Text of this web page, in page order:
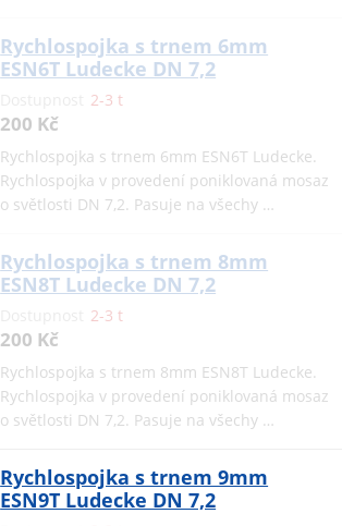
Rychlospojka s trnem 6mm
ESN6T Ludecke DN 7,2
2-3 t
200 Kč
Rychlospojka s trnem 6mm ESN6T Ludecke.
Rychlospojka v provedení poniklovaná mosaz
o světlosti DN 7,2. Pasuje na všechy …
Rychlospojka s trnem 8mm
ESN8T Ludecke DN 7,2
2-3 t
200 Kč
Rychlospojka s trnem 8mm ESN8T Ludecke.
Rychlospojka v provedení poniklovaná mosaz
o světlosti DN 7,2. Pasuje na všechy …
Rychlospojka s trnem 9mm
ESN9T Ludecke DN 7,2